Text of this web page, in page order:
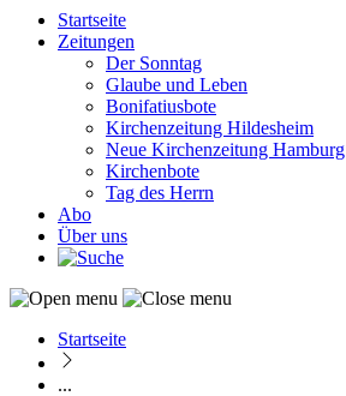
Main
navigation
Startseite
Zeitungen
Der Sonntag
Glaube und Leben
Bonifatiusbote
Kirchenzeitung Hildesheim
Neue Kirchenzeitung Hamburg
Kirchenbote
Tag des Herrn
Abo
Über uns
Pfadnavigation
Startseite
...